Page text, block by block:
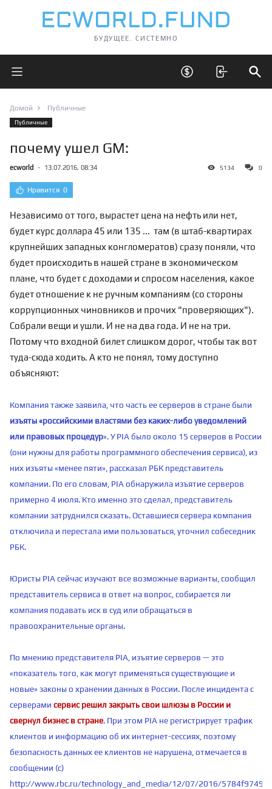
БУДУЩЕЕ. СИСТЕМНО
Открыть главное меню Открыть скрытые
Домой Публичные
Публичные
почему ушел GM:
ecworld - 13.07.2016, 08:34 5134 0
Нравится 0
Независимо от того, вырастет цена на нефть или нет,
будет курс доллара 45 или 135 ... там (в штаб-квартирах
крупнейших западных конгломератов) сразу поняли, что
будет происходить в нашей стране в экономическом
плане, что будет с доходами и спросом населения, какое
будет отношение к не ручным компаниям (со стороны
коррупционных чиновников и прочих "проверяющих").
Собрали вещи и ушли. И не на два года. И не на три.
Потому что входной билет слишком дорог, чтобы так вот
туда-сюда ходить. А кто не понял, тому доступно
объясняют:
Компания также заявила, что часть ее серверов в стране были
изъяты «российскими властями без каких-либо уведомлений
или правовых процедур». У PIA было около 15 серверов в России
(они нужны для работы программного обеспечения сервиса), из
них изъяты «менее пяти», рассказал РБК представитель
компании. По его словам, PIA обнаружила изъятие серверов
примерно 4 июля. Кто именно это сделал, представитель
компании затруднился сказать. Оставшиеся сервера компания
отключила и перестала ими пользоваться, уточнил собеседник
РБК.
Юристы PIA сейчас изучают все возможные варианты, сообщил
представитель сервиса в ответ на вопрос, собирается ли
компания подавать иск в суд или обращаться в
правоохранительные органы.
По мнению представителя PIA, изъятие серверов — это
«показатель того, как могут применяться существующие и
новые» законы о хранении данных в России. После инцидента с
серверами сервис решил закрыть свои шлюзы в России и
свернул бизнес в стране. При этом PIA не регистрирует трафик
клиентов и информацию об их интернет-сессиях, поэтому
безопасность данных ее клиентов не нарушена, отмечается в
сообщении (с)
http://www.rbc.ru/technology_and_media/12/07/2016/